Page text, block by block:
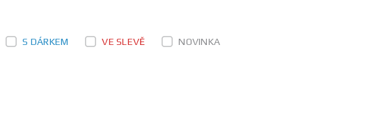
S DÁRKEM VE SLEVĚ NOVINKA